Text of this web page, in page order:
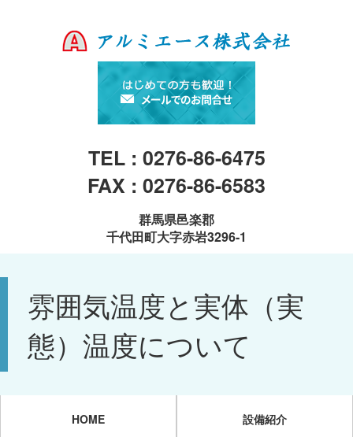
TEL : 0276-86-6475
FAX : 0276-86-6583
群馬県邑楽郡
千代田町大字赤岩3296-1
雰囲気温度と実体（実
態）温度について
HOME 設備紹介